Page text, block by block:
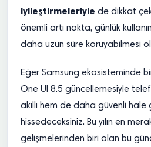
iyileştirmeleriyle de dikkat
önemli artı nokta, günlük
daha uzun süre koruyabilmesi
Eğer Samsung ekosisteminde
One UI 8.5 güncellemesiyle
akıllı hem de daha güvenli hale
hissedeceksiniz. Bu yılın en
gelişmelerinden biri olan bu